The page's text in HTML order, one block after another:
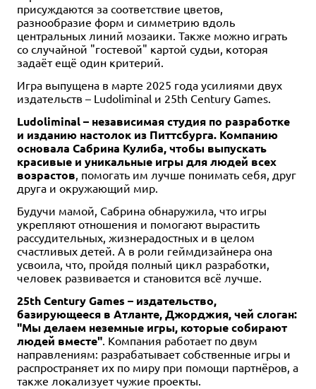
присуждаются за соответствие цветов,
разнообразие форм и симметрию вдоль
центральных линий мозаики. Также можно играть
со случайной "гостевой" картой судьи, которая
задаёт ещё один критерий.
Игра выпущена в марте 2025 года усилиями двух
издательств – Ludoliminal и 25th Century Games.
Ludoliminal – независимая студия по разработке
и изданию настолок из Питтсбурга. Компанию
основала Сабрина Кулиба, чтобы выпускать
красивые и уникальные игры для людей всех
возрастов, помогать им лучше понимать себя, друг
друга и окружающий мир.
Будучи мамой, Сабрина обнаружила, что игры
укрепляют отношения и помогают вырастить
рассудительных, жизнерадостных и в целом
счастливых детей. А в роли геймдизайнера она
усвоила, что, пройдя полный цикл разработки,
человек развивается и становится всё лучше.
25th Century Games – издательство,
базирующееся в Атланте, Джорджия, чей слоган:
"Мы делаем неземные игры, которые собирают
людей вместе". Компания работает по двум
направлениям: разрабатывает собственные игры и
распространяет их по миру при помощи партнёров, а
также локализует чужие проекты.